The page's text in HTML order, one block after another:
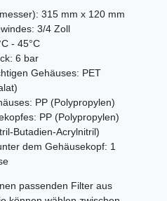
315 mm x 120 mm
3/4 Zoll
- 45°C
6 bar
Gehäuses: PET
PP (Polypropylen)
PP (Polypropylen)
Butadien-Acrylnitril)
dem Gehäusekopf: 1
passenden Filter aus